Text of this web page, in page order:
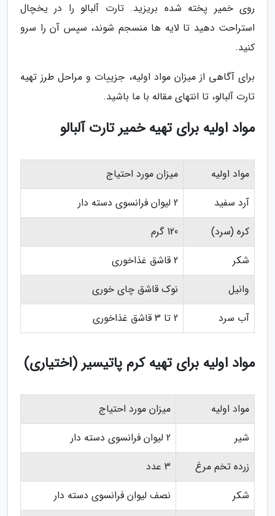
روی خمیر پخته شده بریزید. تارت آلبالو را در یخچال
استراحت دهید تا لایه ها منسجم شوند، سپس آن را سرو
کنید.
برای آگاهی از میزان مواد اولیه، جزییات و مراحل طرز تهیه
تارت آلبالو، تا انتهای مقاله با ما باشید.
مواد اولیه برای تهیه خمیر تارت آلبالو
مواد اولیه
میزان مورد احتیاج
آرد سفید
2 لیوان فرانسوی دسته دار
کره (سرد)
120 گرم
شکر
2 قاشق غذاخوری
وانیل
نوک قاشق چای خوری
آب سرد
2 تا 3 قاشق غذاخوری
مواد اولیه برای تهیه کرم پاتیسیر (اختیاری)
مواد اولیه
میزان مورد احتیاج
شیر
2 لیوان فرانسوی دسته دار
زرده تخم مرغ
3 عدد
شکر
نصف لیوان فرانسوی دسته دار